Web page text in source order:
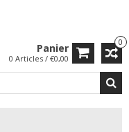
0
Panier
0 Articles / €0,00